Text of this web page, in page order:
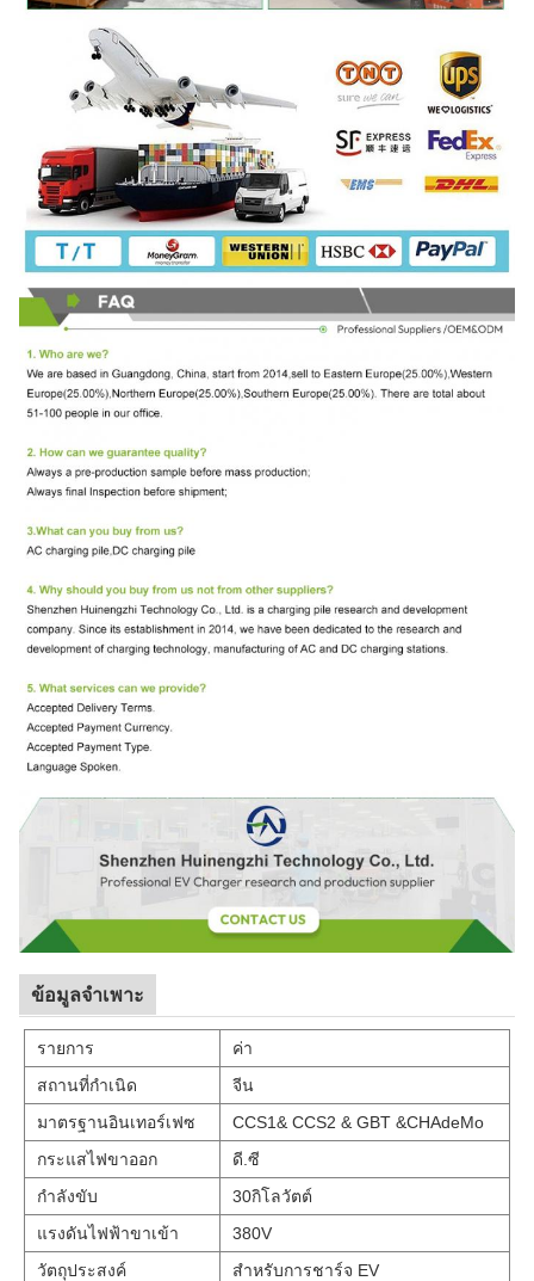
ข้อมูลจำเพาะ
รายการ
ค่า
สถานที่กำเนิด
จีน
มาตรฐานอินเทอร์เฟซ
CCS1& CCS2 & GBT &CHAdeMo
กระแสไฟขาออก
ดี.ซี
กำลังขับ
30กิโลวัตต์
แรงดันไฟฟ้าขาเข้า
380V
วัตถุประสงค์
สำหรับการชาร์จ EV